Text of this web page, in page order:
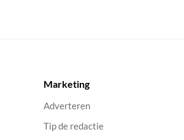
Marketing
Adverteren
Tip de redactie